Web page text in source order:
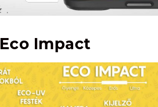
Eco Impact